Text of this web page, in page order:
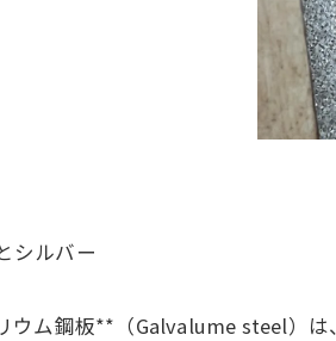
シルバー
ウム鋼板**（Galvalume steel）は